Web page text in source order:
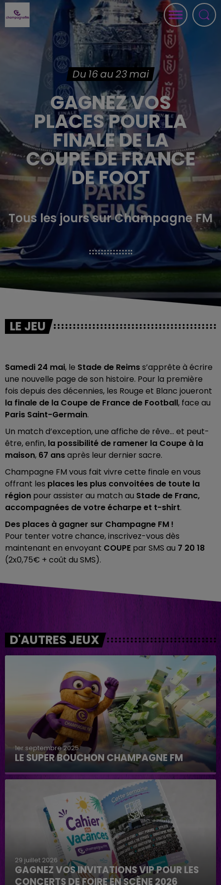
Du 16 au 23 mai
GAGNEZ VOS
PLACES POUR LA
FINALE DE LA
COUPE DE FRANCE
DE FOOT
Tous les jours sur Champagne FM
LE JEU
Samedi 24 mai, le Stade de Reimss’apprête à écrire
une nouvelle page de son histoire. Pour la première
fois depuis des décennies, les Rouge et Blanc joueront
la finale de la Coupe de France de Football, face au
Paris Saint-Germain.
Un match d’exception, une affiche de rêve… et peut-
être, enfin, la possibilité de ramener la Coupe à la
maison, 67 ansaprès leur dernier sacre.
Champagne FM vous fait vivre cette finale en vous
offrant les places les plus convoitées de toute la
région pour assister au match au Stade de Franc,
accompagnées de votre écharpe et t-shirt.
Des places à gagner sur Champagne FM !
Pour tenter votre chance, inscrivez-vous dès
maintenant en envoyant COUPE par SMS au 7 20 18
(2x0,75€ + coût du SMS).
D'AUTRES JEUX
1er septembre 2025
LE SUPER BOUCHON CHAMPAGNE FM
29 juillet 2026
GAGNEZ VOS INVITATIONS VIP POUR LES
CONCERTS DE FOIRE EN SCÈNE 2026